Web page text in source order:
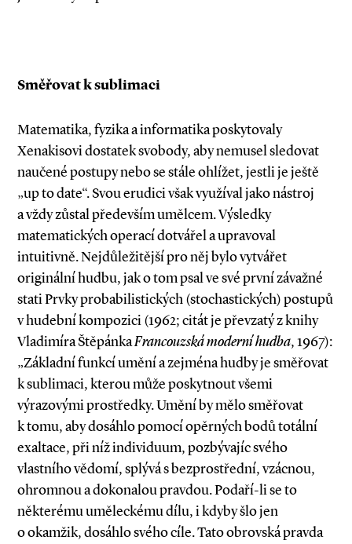
Směřovat k sublimaci
Matematika, fyzika a informatika poskytovaly
Xenakisovi dostatek svobody, aby nemusel sledovat
naučené postupy nebo se stále ohlížet, jestli je ještě
„up to date“. Svou erudici však využíval jako nástroj
a vždy zůstal především umělcem. Výsledky
matematických operací dotvářel a upravoval
intuitivně. Nejdůležitější pro něj bylo vytvářet
originální hudbu, jak o tom psal ve své první závažné
stati Prvky probabilistických (stochastických) postupů
v hudební kompozici (1962; citát je převzatý z knihy
Vladimíra ŠtěpánkaFrancouzská moderní hudba, 1967):
„Základní funkcí umění a zejména hudby je směřovat
k sublimaci, kterou může poskytnout všemi
výrazovými prostředky. Umění by mělo směřovat
k tomu, aby dosáhlo pomocí opěrných bodů totální
exaltace, při níž individuum, pozbývajíc svého
vlastního vědomí, splývá s bezprostřední, vzácnou,
ohromnou a dokonalou pravdou. Podaří­-li se to
některému uměleckému dílu, i kdyby šlo jen
o okamžik, dosáhlo svého cíle. Tato obrovská pravda